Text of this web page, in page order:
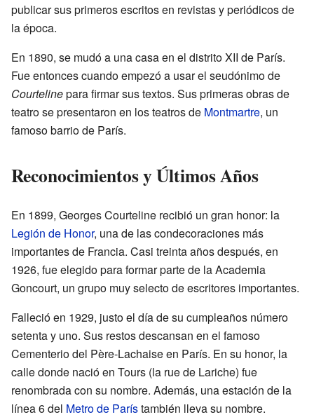
publicar sus primeros escritos en revistas y periódicos de
la época.
En 1890, se mudó a una casa en el distrito XII de París.
Fue entonces cuando empezó a usar el seudónimo de
Courtelinepara firmar sus textos. Sus primeras obras de
teatro se presentaron en los teatros de Montmartre, un
famoso barrio de París.
Reconocimientos y Últimos Años
En 1899, Georges Courteline recibió un gran honor: la
Legión de Honor, una de las condecoraciones más
importantes de Francia. Casi treinta años después, en
1926, fue elegido para formar parte de la Academia
Goncourt, un grupo muy selecto de escritores importantes.
Falleció en 1929, justo el día de su cumpleaños número
setenta y uno. Sus restos descansan en el famoso
Cementerio del Père-Lachaise en París. En su honor, la
calle donde nació en Tours (la rue de Lariche) fue
renombrada con su nombre. Además, una estación de la
línea 6 del Metro de Parístambién lleva su nombre.